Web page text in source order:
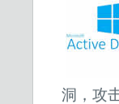
洞，攻